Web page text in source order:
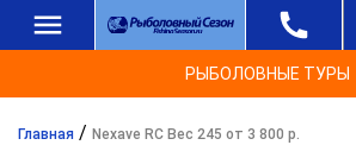
РЫБОЛОВНЫЕ ТУРЫ
Главная / Nexave RC Вес 245 от 3 800 р.